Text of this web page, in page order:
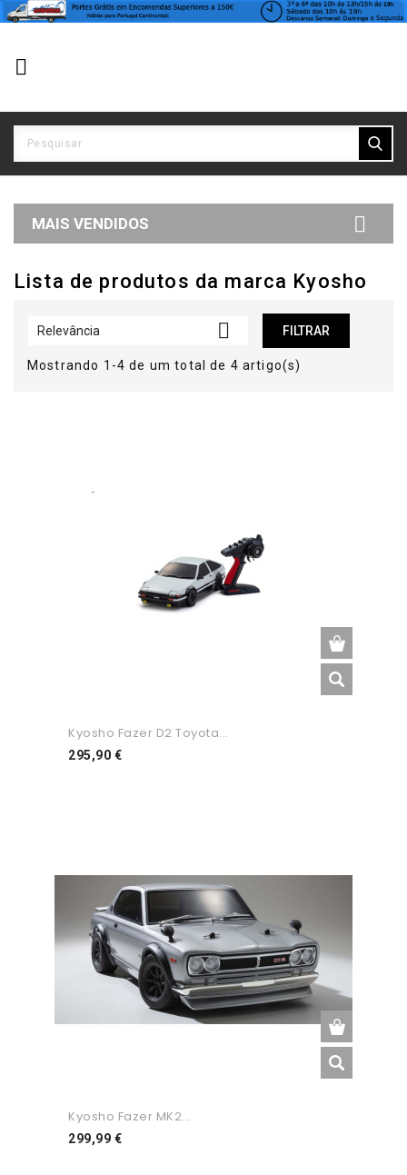

MAIS VENDIDOS 
Lista de produtos da marca Kyosho
Relevância  FILTRAR
Mostrando 1-4 de um total de 4 artigo(s)
Kyosho Fazer D2 Toyota...
295,90 €Preço
Kyosho Fazer MK2...
299,99 €Preço